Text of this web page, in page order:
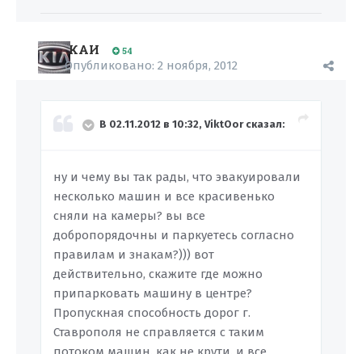
КАИ 54
Опубликовано: 2 ноября, 2012
В 02.11.2012 в 10:32, ViktOor сказал:
ну и чему вы так рады, что эвакуировали
несколько машин и все красивенько
сняли на камеры? вы все
добропорядочны и паркуетесь согласно
правилам и знакам?))) вот
действительно, скажите где можно
припарковать машину в центре?
Пропускная способность дорог г.
Ставрополя не справляется с таким